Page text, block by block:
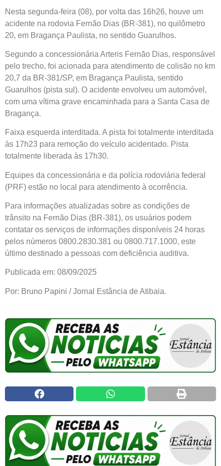
Nesta segunda-feira (08), por volta das 16h26, houve um
acidente na rodovia Fernão Dias (BR-381), no quilômetro
20, em Bragança Paulista, no sentido Guarulhos.
Segundo a concessionária Arteris Fernão Dias, responsável
pelo trecho, foi acionada para atendimento de colisão no km
20,7 da BR-381/SP, em Bragança Paulista, sentido
Guarulhos (pista sul). O acidente envolveu um automóvel,
com uma vítima grave encaminhada para a Santa Casa de
Bragança.
Faixa esquerda interditada. A pista foi totalmente interditada
às 17h23 para remoção do veículo acidentado. Pista
totalmente liberada às 17h30.
Equipes da concessionária e da polícia rodoviária federal
(PRF) estão no local para atendimento à ocorrência.
Para informações atualizadas sobre as condições de
trânsito na Fernão Dias (BR-381), os usuários podem
contatar os serviços de informações disponíveis 24 horas
pelos números 0800.2830.381 ou 0800.717.1000, este
último destinado a pessoas com deficiência auditiva.
Publicada em: 08/09/2025
Por: Bruno Papini / Jornal Estância de Atibaia.